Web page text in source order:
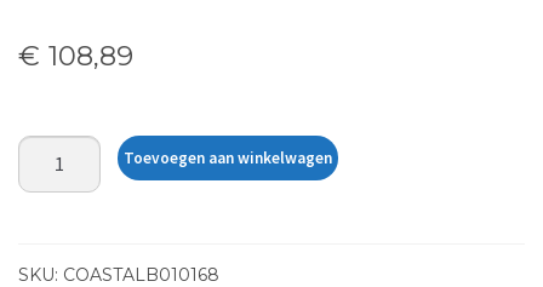
€ 108,89
SATIN
BLACKGREY
MIRRORPOLARIZED
Toevoegen aan winkelwagen
SKU: COASTALB010168